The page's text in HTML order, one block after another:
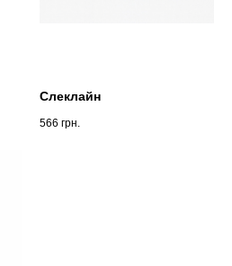
Слеклайн
566 грн.